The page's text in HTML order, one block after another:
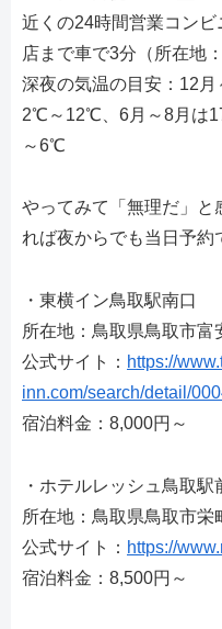
近くの24時間営業コン
店まで車で3分（所在地
深夜の気温の目安：12
2℃～12℃、6月～8月は
～6℃
やってみて「無理だ」と
れば夜からでも当日予約
・東横イン鳥取駅南口
所在地：鳥取県鳥取市富
公式サイト： https://
inn.com/search/detail/
宿泊料金：8,000円～
・ホテルレッシュ鳥取駅
所在地：鳥取県鳥取市栄
公式サイト： https://
宿泊料金：8,500円～